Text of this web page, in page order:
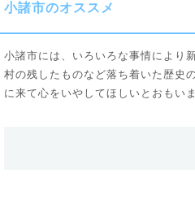
小諸市のオススメ
小諸市には、いろいろな事情により
村の残したものなど落ち着いた歴史
に来て心をいやしてほしいとおもいま